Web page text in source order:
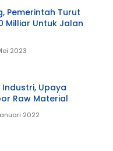
Pemerintah Turut
Milliar Untuk Jalan
2023
Industri, Upaya
Raw Material
2022